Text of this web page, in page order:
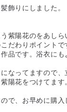
飾りにしました。
紫陽花のをあしら
だわりポイントで
品です。浴衣に
なってますので
陽花をつけてます。
で、お早めに購入